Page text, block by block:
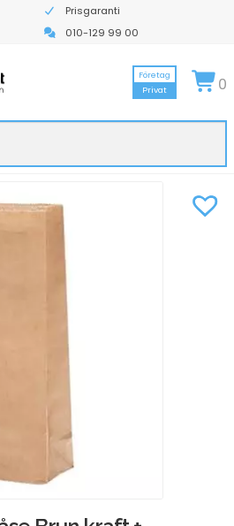
Prisgaranti
010-129 99 00
Företag
Privat
0